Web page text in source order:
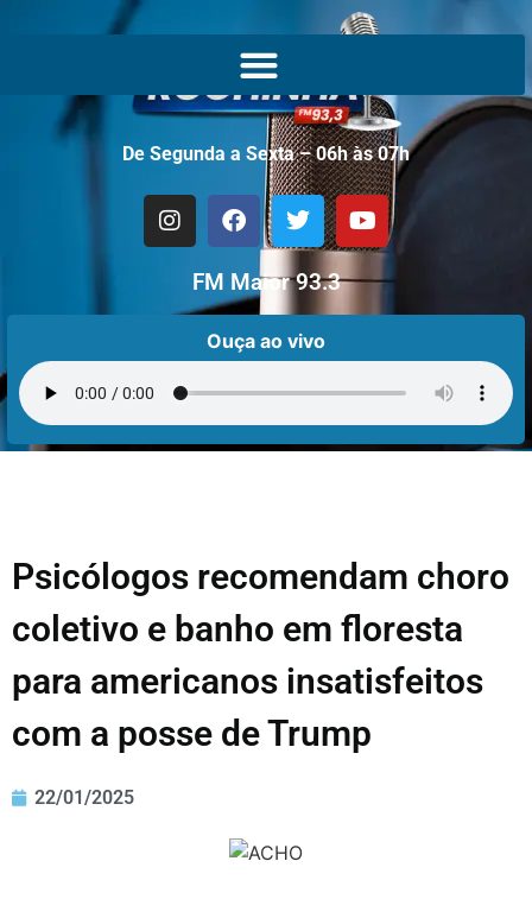
De Segunda a Sexta – 06h às 07h
FM Maior 93.3
Ouça ao vivo
Psicólogos recomendam choro
coletivo e banho em floresta
para americanos insatisfeitos
com a posse de Trump
22/01/2025